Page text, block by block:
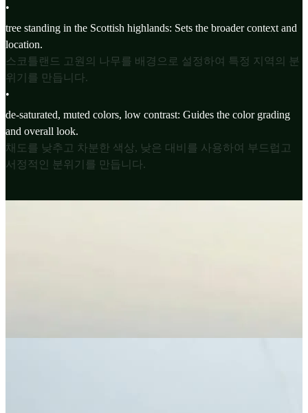
•
tree standing in the Scottish highlands: Sets the broader context and
location.
스코틀랜드 고원의 나무를 배경으로 설정하여 특정 지역의 분
위기를 만듭니다.
•
de-saturated, muted colors, low contrast: Guides the color grading
and overall look.
채도를 낮추고 차분한 색상, 낮은 대비를 사용하여 부드럽고
서정적인 분위기를 만듭니다.